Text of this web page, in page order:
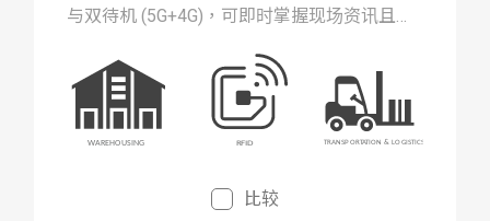
与双待机 (5G+4G)，可即时掌握现场资讯且传
比较